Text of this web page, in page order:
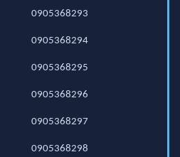
0905368293
0905368294
0905368295
0905368296
0905368297
0905368298